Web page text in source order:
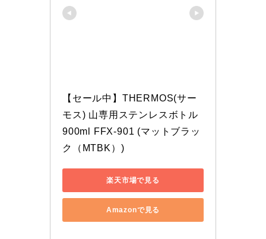
【セール中】THERMOS(サー
モス) 山専用ステンレスボトル
900ml FFX-901 (マットブラッ
ク（MTBK）)
楽天市場で見る
Amazonで見る